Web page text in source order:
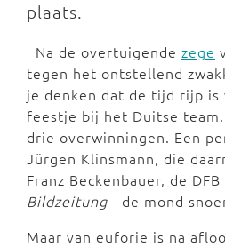
plaats.
Na de overtuigende zege
tegen het ontstellend
je denken dat de tijd rijp
feestje bij het Duitse
drie overwinningen. Een
Jürgen Klinsmann, die
Franz Beckenbauer, de
Bildzeitung - de mond
Maar van euforie is na